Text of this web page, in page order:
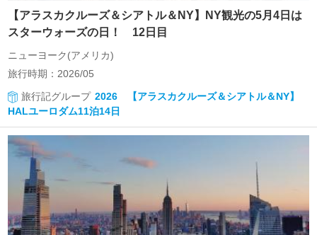
【アラスカクルーズ＆シアトル＆NY】NY観光の5月4日は
スターウォーズの日！ 12日目
ニューヨーク(アメリカ)
旅行時期：2026/05
旅行記グループ 2026 【アラスカクルーズ＆シアトル＆NY】
HALユーロダム11泊14日